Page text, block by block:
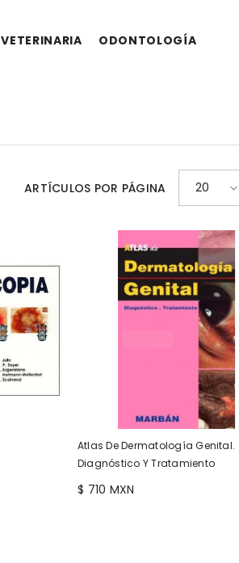
VETERINARIA ODONTOLOGÍA
ARTÍCULOS POR PÁGINA 20
Atlas De Dermatología Genital.
Diagnóstico Y Tratamiento
$ 710 MXN